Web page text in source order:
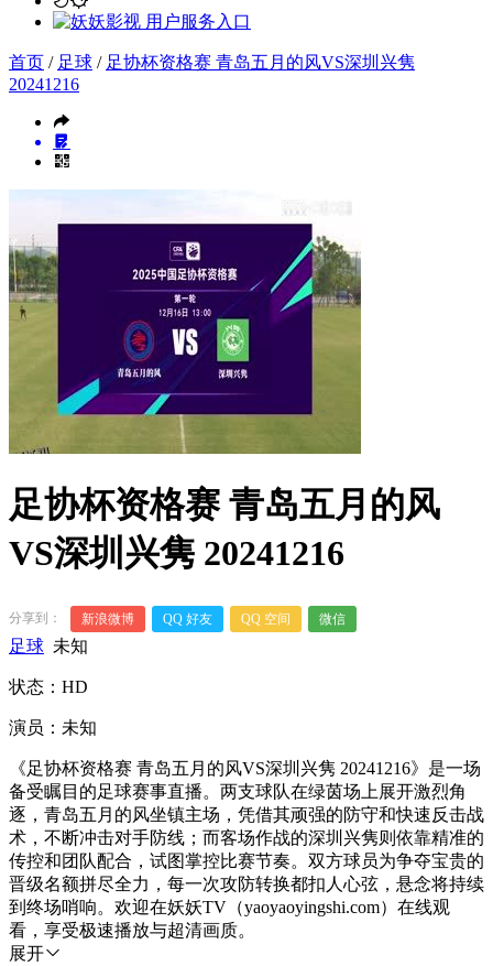
首页 / 足球 / 足协杯资格赛 青岛五月的风VS深圳兴隽
20241216
足协杯资格赛 青岛五月的风
VS深圳兴隽 20241216
分享到： 新浪微博 QQ 好友 QQ 空间 微信
足球 未知
状态：HD
演员：未知
《足协杯资格赛 青岛五月的风VS深圳兴隽 20241216》是一场
备受瞩目的足球赛事直播。两支球队在绿茵场上展开激烈角
逐，青岛五月的风坐镇主场，凭借其顽强的防守和快速反击战
术，不断冲击对手防线；而客场作战的深圳兴隽则依靠精准的
传控和团队配合，试图掌控比赛节奏。双方球员为争夺宝贵的
晋级名额拼尽全力，每一次攻防转换都扣人心弦，悬念将持续
到终场哨响。欢迎在妖妖TV（yaoyaoyingshi.com）在线观
看，享受极速播放与超清画质。
展开